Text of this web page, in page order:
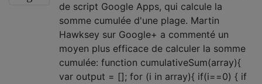
de script Google Apps, qui calcule la
somme cumulée d'une plage. Martin
Hawksey sur Google+ a commenté un
moyen plus efficace de calculer la somme
cumulée: function cumulativeSum(array){
var output = []; for (i in array){ if(i==0) { if